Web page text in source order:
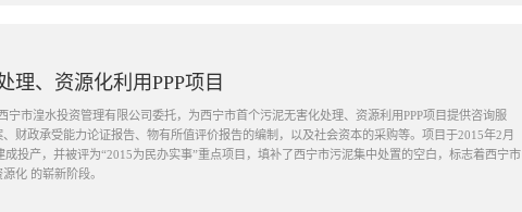
理、资源化利用PPP项目
宁市湟水投资管理有限公司委托，为西宁市首个污泥无害化处理、资源利用PPP项目提供咨询服
财政承受能力论证报告、物有所值评价报告的编制，以及社会资本的采购等。项目于2015年2月
成投产，并被评为“2015为民办实事”重点项目，填补了西宁市污泥集中处置的空白，标志着西宁市
化 的崭新阶段。